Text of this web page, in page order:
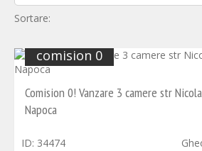
Sortare:
comision 0
Comision 0! Vanzare 3 camere str
Napoca
ID: 34474